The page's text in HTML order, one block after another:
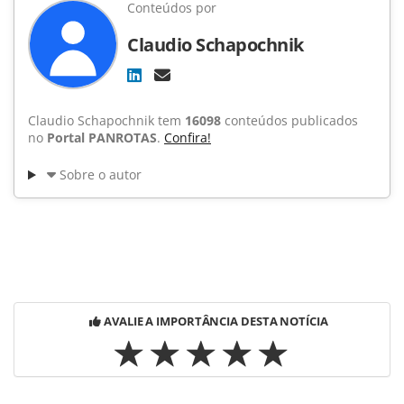
Conteúdos por
Claudio Schapochnik
Claudio Schapochnik tem 16098 conteúdos publicados
no Portal PANROTAS. Confira!
Sobre o autor
AVALIE A IMPORTÂNCIA DESTA NOTÍCIA